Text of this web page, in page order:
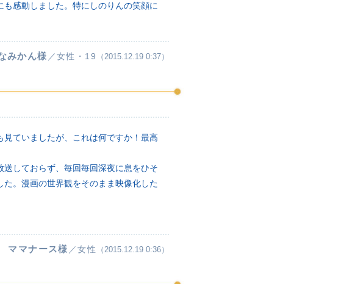
感動しました。特にしのりんの笑顔に
みかん様 ／女性・19 （2015.12.19 0:37）
ていましたが、これは何ですか！最高
しておらず、毎回毎回深夜に息をひそ
。漫画の世界観をそのまま映像化した
ママナース様 ／女性 （2015.12.19 0:36）